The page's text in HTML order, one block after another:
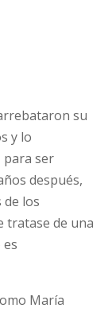
su
y lo
para ser
después,
de los
tratase de una
es
María